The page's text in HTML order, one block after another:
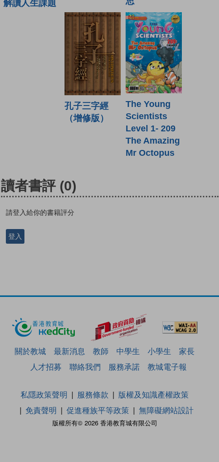
解讀人生課題
孔子三字經
（增修版）
The Young
Scientists
Level 1- 209
The Amazing
Mr Octopus
讀者書評 (0)
請登入給你的書籍評分
登入
關於教城 最新消息 教師 中學生 小學生
家長
人才招募
聯絡我們 服務承諾 教城電子報
版權所有© 2026 香港教育城有限公司
私隱政策聲明 服務條款
版權及知識產權政策
免責聲明
促進種族平等政策 無障礙網站設計